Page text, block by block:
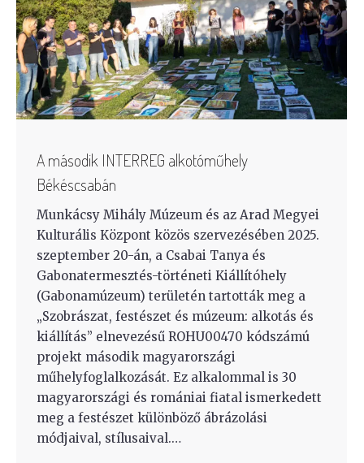
A második INTERREG alkotóműhely
Békéscsabán
Munkácsy Mihály Múzeum és az Arad Megyei
Kulturális Központ közös szervezésében 2025.
szeptember 20-án, a Csabai Tanya és
Gabonatermesztés-történeti Kiállítóhely
(Gabonamúzeum) területén tartották meg a
„Szobrászat, festészet és múzeum: alkotás és
kiállítás” elnevezésű ROHU00470 kódszámú
projekt második magyarországi
műhelyfoglalkozását. Ez alkalommal is 30
magyarországi és romániai fiatal ismerkedett
meg a festészet különböző ábrázolási
módjaival, stílusaival.…